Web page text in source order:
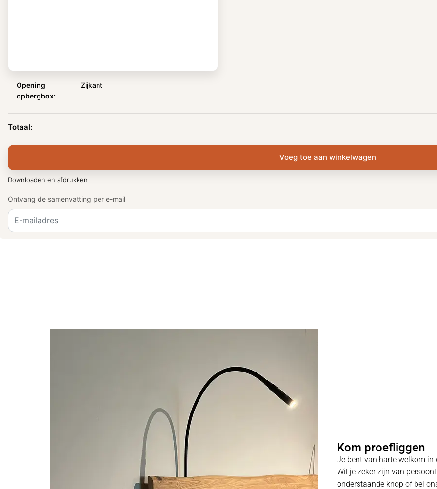
Opening
opbergbox:
Zijkant
Totaal:
Voeg toe aan winkelwagen
Downloaden en afdrukken
Ontvang de samenvatting per e-mail
Kom proefliggen
Je bent van harte welkom in
Wil je zeker zijn van
onderstaande knop of bel